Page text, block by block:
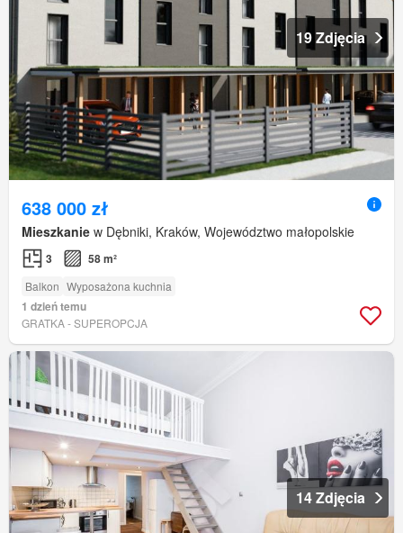
19 Zdjęcia
638 000 zł
Mieszkanie w Dębniki, Kraków, Województwo małopolskie
3 58 m²
Balkon Wyposażona kuchnia
1 dzień temu
GRATKA - SUPEROPCJA
14 Zdjęcia